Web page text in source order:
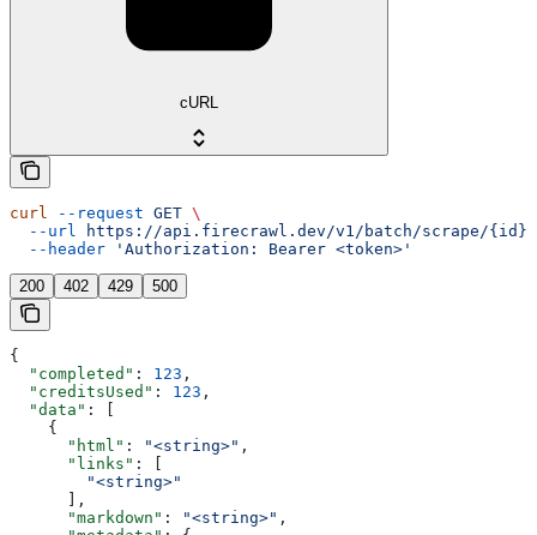
cURL
curl --request GET \
  --url
https://api.firecrawl.dev/v1/batch/scrape/{id}
  --header
'Authorization: Bearer <token>'
200 402 429 500
{
  "completed"
: 123 ,
  "creditsUsed"
: 123 ,
  "data"
: [
    {
      "html"
: "<string>" ,
      "links"
: [
        "<string>"
      ],
      "markdown"
: "<string>" ,